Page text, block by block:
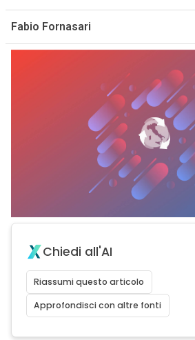
Fabio Fornasari
Chiedi all'AI
Riassumi questo articolo
Approfondisci con altre fonti